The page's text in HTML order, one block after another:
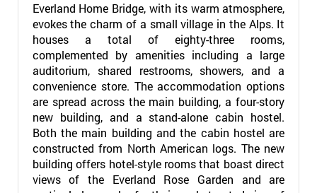
Everland Home Bridge, with its warm atmosphere,
evokes the charm of a small village in the Alps. It
houses a total of eighty-three rooms,
complemented by amenities including a large
auditorium, shared restrooms, showers, and a
convenience store. The accommodation options
are spread across the main building, a four-story
new building, and a stand-alone cabin hostel.
Both the main building and the cabin hostel are
constructed from North American logs. The new
building offers hotel-style rooms that boast direct
views of the Everland Rose Garden and are